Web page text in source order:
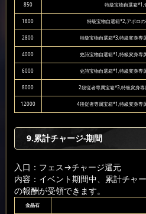
850 特級宝物自選箱*1,
1800 特級宝物自選箱*2,アポロ
2800 特級宝物自選箱*3,特級変身専
4000 史詩宝物自選箱*1,特級変身専
6000 史詩宝物自選箱*1,特級変身専
8000 2段従者専属宝箱*3,特級変身
12000 4段従者専属宝箱*1,特級変身専
9.累計チャージ-期間
入口：フェス→チャージ還元
内容：イベント期間中、累計チャ
の報酬が受領できます。
金晶石